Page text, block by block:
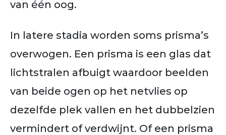
van één oog.
In latere stadia worden soms prisma’s
overwogen. Een prisma is een glas dat
lichtstralen afbuigt waardoor beelden
van beide ogen op het netvlies op
dezelfde plek vallen en het dubbelzien
vermindert of verdwijnt. Of een prisma